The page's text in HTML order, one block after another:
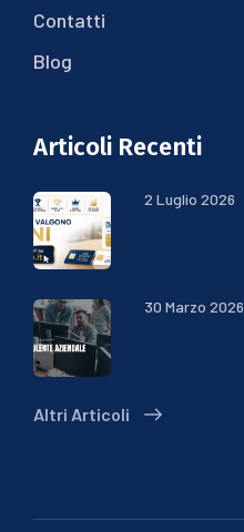
Contatti
Blog
Articoli Recenti
2 Luglio 2026
30 Marzo 2026
Altri Articoli